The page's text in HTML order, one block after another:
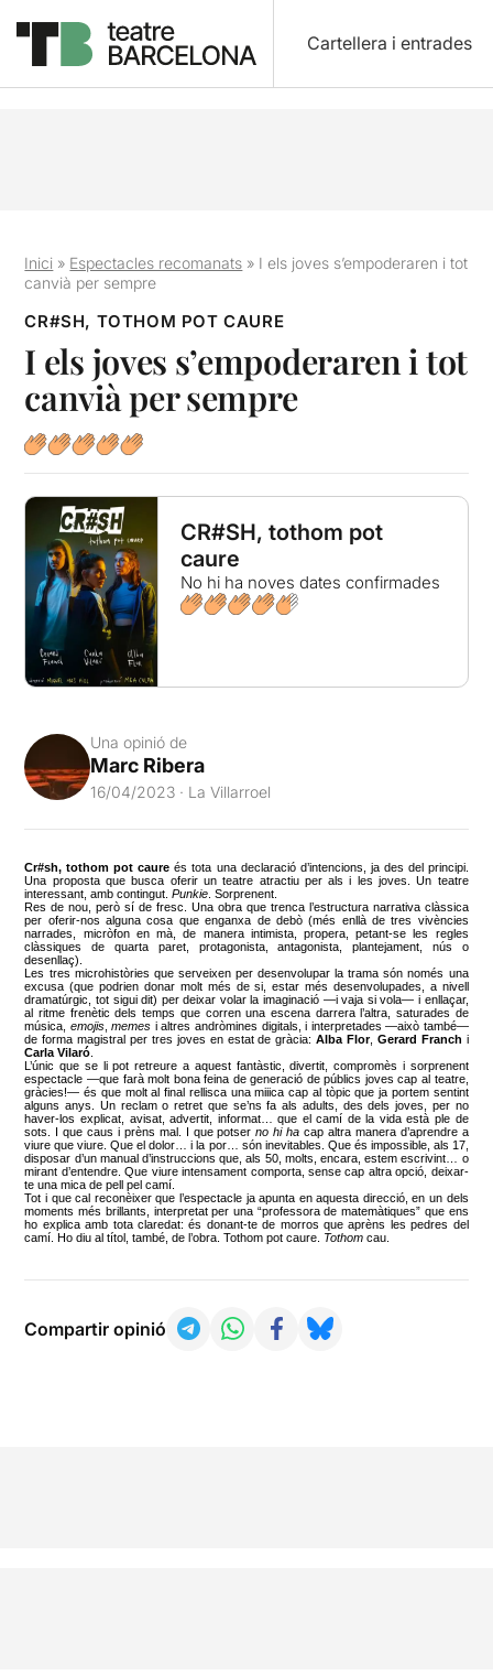
Cartellera i entrades
Inici » Espectacles recomanats » I els joves s’empoderaren i tot
canvià per sempre
CR#SH, TOTHOM POT CAURE
I els joves s’empoderaren i tot
canvià per sempre
CR#SH, tothom pot
caure
No hi ha noves dates confirmades
Una opinió de
Marc Ribera
16/04/2023 · La Villarroel
Cr#sh, tothom pot caure és tota una declaració d’intencions, ja des del principi.
Una proposta que busca oferir un teatre atractiu per als i les joves. Un teatre
interessant, amb contingut.Punkie . Sorprenent.
Res de nou, però sí de fresc. Una obra que trenca l’estructura narrativa clàssica
per oferir-nos alguna cosa que enganxa de debò (més enllà de tres vivències
narrades, micròfon en mà, de manera intimista, propera, petant-se les regles
clàssiques de quarta paret, protagonista, antagonista, plantejament, nús o
desenllaç).
Les tres microhistòries que serveixen per desenvolupar la trama són només una
excusa (que podrien donar molt més de si, estar més desenvolupades, a nivell
dramatúrgic, tot sigui dit) per deixar volar la imaginació —i vaja si vola— i enllaçar,
al ritme frenètic dels temps que corren una escena darrera l’altra, saturades de
música, emojis,memes i altres andròmines digitals, i interpretades —això també—
de forma magistral per tres joves en estat de gràcia:Alba Flor, Gerard Franch i
Carla Vilaró
L’únic que se li pot retreure a aquest fantàstic, divertit, compromès i sorprenent
espectacle —que farà molt bona feina de generació de públics joves cap al teatre,
gràcies!— és que molt al final rellisca una miiica cap al tòpic que ja portem sentint
alguns anys. Un reclam o retret que se’ns fa als adults, des dels joves, per no
haver-los explicat, avisat, advertit, informat… que el camí de la vida està ple de
sots. I que caus i prèns mal. I que potserno hi ha cap altra manera d’aprendre a
viure que viure. Que el dolor… i la por… són inevitables. Que és impossible, als 17,
disposar d’un manual d’instruccions que, als 50, molts, encara, estem escrivint… o
mirant d’entendre. Que viure intensament comporta, sense cap altra opció, deixar-
te una mica de pell pel camí.
Tot i que cal reconèixer que l’espectacle ja apunta en aquesta direcció, en un dels
moments més brillants, interpretat per una “professora de matemàtiques” que ens
ho explica amb tota claredat: és donant-te de morros que aprèns les pedres del
camí. Ho diu al títol, també, de l’obra. Tothom pot caure. Tothom cau.
Compartir opinió